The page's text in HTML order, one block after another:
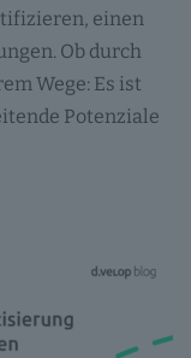
einen
Ob durch
Wege: Es ist
Potenziale